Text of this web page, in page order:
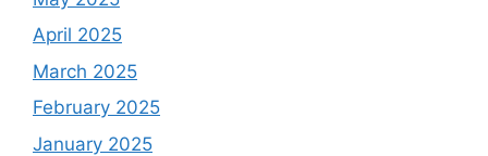
April 2025
March 2025
February 2025
January 2025